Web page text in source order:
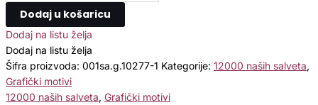
Dodaj u košaricu
Dodaj na listu želja
Dodaj na listu želja
Šifra proizvoda: 001sa.g.10277-1 Kategorije: 12000 naših salveta,
Grafički motivi
12000 naših salveta, Grafički motivi